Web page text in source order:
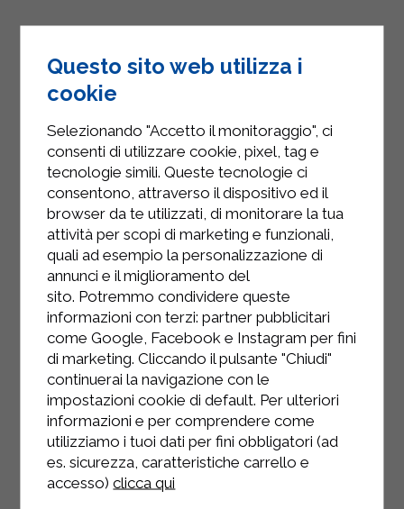
INSTAGRAM
FACEBOOK
Questo sito web utilizza i
cookie
Selezionando "Accetto il monitoraggio", ci
consenti di utilizzare cookie, pixel, tag e
tecnologie simili. Queste tecnologie ci
consentono, attraverso il dispositivo ed il
browser da te utilizzati, di monitorare la tua
attività per scopi di marketing e funzionali,
quali ad esempio la personalizzazione di
annunci e il miglioramento del
sito. Potremmo condividere queste
informazioni con terzi: partner pubblicitari
come Google, Facebook e Instagram per fini
di marketing. Cliccando il pulsante "Chiudi"
continuerai la navigazione con le
impostazioni cookie di default. Per ulteriori
informazioni e per comprendere come
utilizziamo i tuoi dati per fini obbligatori (ad
es. sicurezza, caratteristiche carrello e
accesso)clicca qui